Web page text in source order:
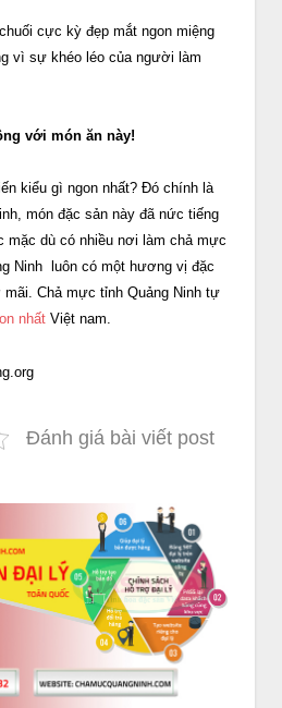
cực kỳ đẹp mắt ngon miệng
vì sự khéo léo của người làm
với món ăn này!
kiểu gì ngon nhất? Đó chính là
món đặc sản này đã nức tiếng
mặc dù có nhiều nơi làm chả mực
Ninh luôn có một hương vị đặc
Chả mực tỉnh Quảng Ninh tự
nhất Việt nam.
Đánh giá bài viết post